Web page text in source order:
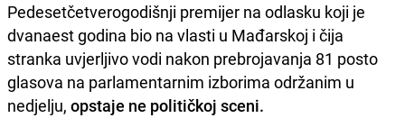
Pedesetčetverogodišnji premijer na odlasku koji je
dvanaest godina bio na vlasti u Mađarskoj i čija
stranka uvjerljivo vodi nakon prebrojavanja 81 posto
glasova na parlamentarnim izborima održanim u
nedjelju, opstaje ne političkoj sceni.